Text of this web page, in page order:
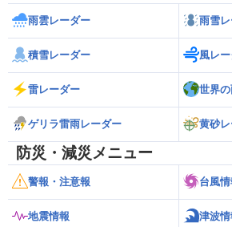
雨雲レーダー 雨雪
積雪レーダー 風レ
雷レーダー 世界
ゲリラ雷雨レーダー 黄砂
防災・減災メニュー
警報・注意報 台風情
地震情報 津波情